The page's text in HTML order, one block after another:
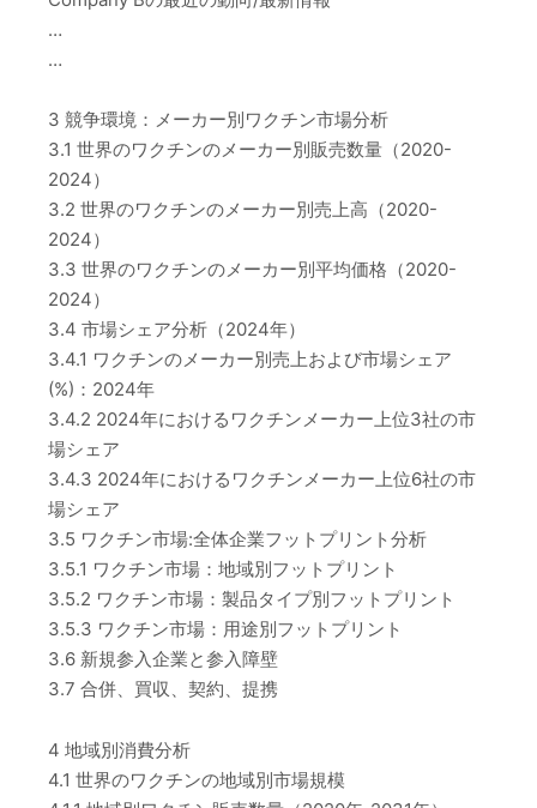
…
…
3 競争環境：メーカー別ワクチン市場分析
3.1 世界のワクチンのメーカー別販売数量（2020-
2024）
3.2 世界のワクチンのメーカー別売上高（2020-
2024）
3.3 世界のワクチンのメーカー別平均価格（2020-
2024）
3.4 市場シェア分析（2024年）
3.4.1 ワクチンのメーカー別売上および市場シェア
(%)：2024年
3.4.2 2024年におけるワクチンメーカー上位3社の市
場シェア
3.4.3 2024年におけるワクチンメーカー上位6社の市
場シェア
3.5 ワクチン市場:全体企業フットプリント分析
3.5.1 ワクチン市場：地域別フットプリント
3.5.2 ワクチン市場：製品タイプ別フットプリント
3.5.3 ワクチン市場：用途別フットプリント
3.6 新規参入企業と参入障壁
3.7 合併、買収、契約、提携
4 地域別消費分析
4.1 世界のワクチンの地域別市場規模